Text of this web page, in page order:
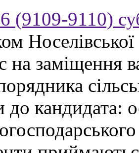
(9109-9110)
на заміщення
кандидата: